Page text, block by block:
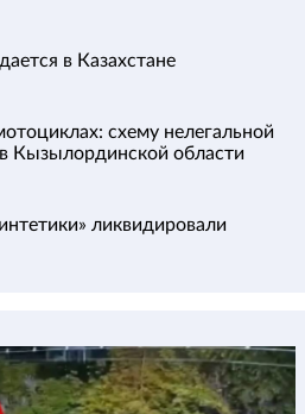
в Казахстане
схему нелегальной
Кызылординской области
ликвидировали